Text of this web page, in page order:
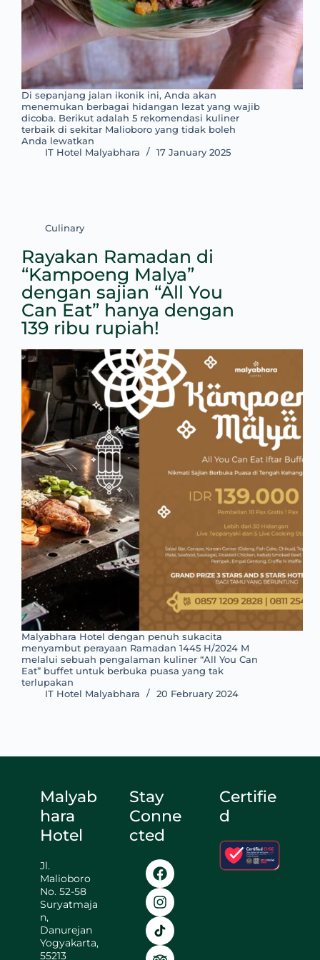
Di sepanjang jalan ikonik ini, Anda akan
menemukan berbagai hidangan lezat yang wajib
dicoba. Berikut adalah 5 rekomendasi kuliner
terbaik di sekitar Malioboro yang tidak boleh
Anda lewatkan
IT Hotel Malyabhara
17 January 2025
Culinary
Rayakan Ramadan di
“Kampoeng Malya”
dengan sajian “All You
Can Eat” hanya dengan
139 ribu rupiah!
Malyabhara Hotel dengan penuh sukacita
menyambut perayaan Ramadan 1445 H/2024 M
melalui sebuah pengalaman kuliner “All You Can
Eat” buffet untuk berbuka puasa yang tak
terlupakan
IT Hotel Malyabhara
20 February 2024
Malyab
hara
Hotel
Jl.
Malioboro
No. 52-58
Suryatmaja
n,
Danurejan
Yogyakarta,
55213
Stay
Conne
cted
Certifie
d